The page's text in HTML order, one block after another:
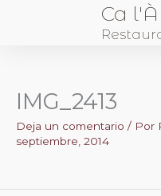
Ca
IMG_2413
Deja un comentario / Por
septiembre, 2014